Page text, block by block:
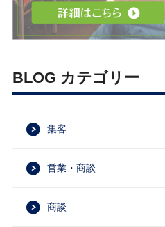
BLOG カテゴリー
集客
営業・商談
商談